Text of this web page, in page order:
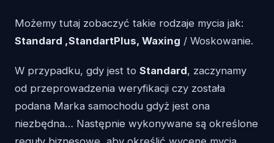
Możemy tutaj zobaczyć takie rodzaje mycia jak:
Standard ,StandartPlus, Waxing / Woskowanie.
W przypadku, gdy jest to Standard, zaczynamy
od przeprowadzenia weryfikacji czy została
podana Marka samochodu gdyż jest ona
niezbędna… Następnie wykonywane są określone